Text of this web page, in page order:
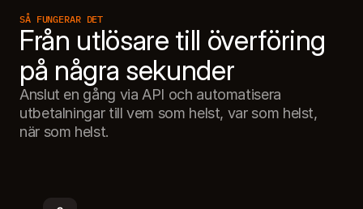
metadata
order_id
'12345'
,
customer_reference:
'cust_001'
}
} );
SÅ FUNGERAR DET
Från utlösare till överföring
Anslut en gång via API och automatisera
utbetalningar till vem som helst, var som helst,